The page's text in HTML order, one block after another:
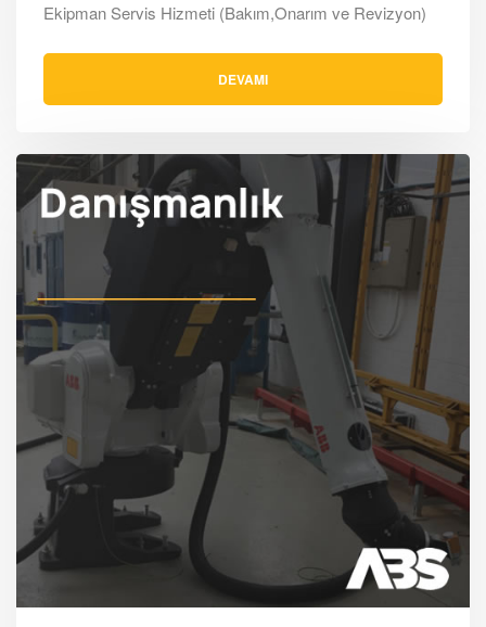
Ekipman Servis Hizmeti (Bakım,Onarım ve Revizyon)
DEVAMI